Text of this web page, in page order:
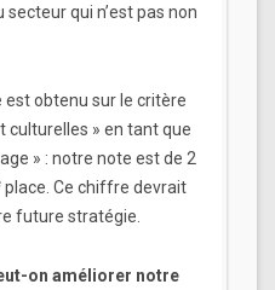
qui n’est pas non
est obtenu sur le critère
culturelles » en tant que
» : notre note est de 2
place. Ce chiffre devrait
future stratégie.
on améliorer notre